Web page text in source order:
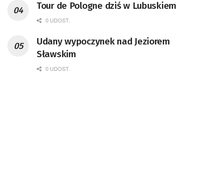
Tour de Pologne dziś w Lubuskiem
0 UDOST.
Udany wypoczynek nad Jeziorem
Sławskim
0 UDOST.